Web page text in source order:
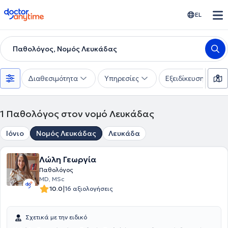
doctoranytime EL
Παθολόγος, Νομός Λευκάδας
Διαθεσιμότητα Υπηρεσίες Εξειδίκευση
1 Παθολόγος στον νομό Λευκάδας
Ιόνιο Νομός Λευκάδας Λευκάδα
Λώλη Γεωργία
Παθολόγος
MD, MSc
10.0|16 αξιολογήσεις
Σχετικά με την ειδικό